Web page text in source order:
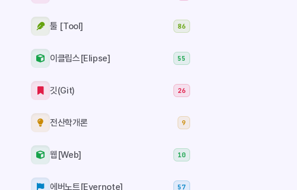
툴 [Tool] 86
이클립스[Elipse] 55
깃(Git) 26
전산학개론 9
웹[Web] 10
에버노트[Evernote] 57